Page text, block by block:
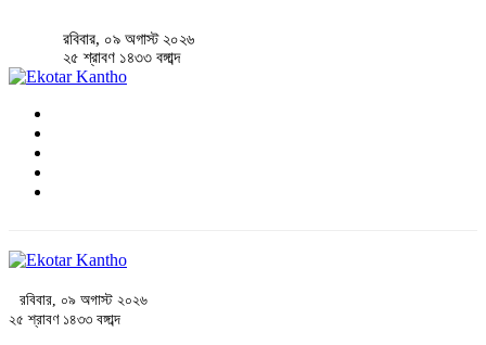
রবিবার, ০৯ অগাস্ট ২০২৬
২৫ শ্রাবণ ১৪৩৩ বঙ্গাব্দ
রবিবার, ০৯ অগাস্ট ২০২৬
২৫ শ্রাবণ ১৪৩৩ বঙ্গাব্দ